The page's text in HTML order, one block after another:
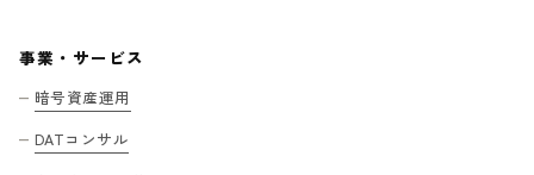
事業・サービス
暗号資産運用
DATコンサル